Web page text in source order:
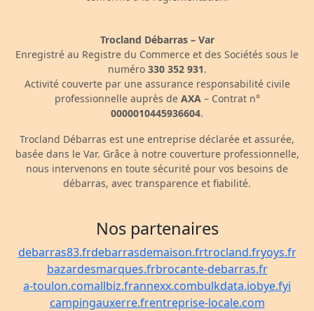
Trocland Débarras – Var
Enregistré au Registre du Commerce et des Sociétés sous le
numéro 330 352 931.
Activité couverte par une assurance responsabilité civile
professionnelle auprès de AXA– Contrat n°
0000010445936604.
Trocland Débarras est une entreprise déclarée et assurée,
basée dans le Var. Grâce à notre couverture professionnelle,
nous intervenons en toute sécurité pour vos besoins de
débarras, avec transparence et fiabilité.
Nos partenaires
debarras83.frdebarrasdemaison.frtrocland.fryoys.fr
bazardesmarques.frbrocante-debarras.fr
a-toulon.comallbiz.frannexx.combulkdata.iobye.fyi
campingauxerre.frentreprise-locale.com